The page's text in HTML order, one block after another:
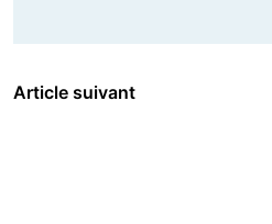
Article suivant